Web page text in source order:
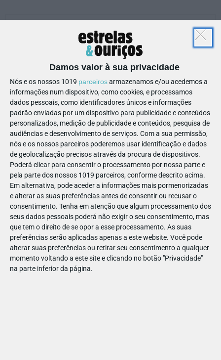
Damos valor à sua privacidade
Nós e os nossos 1019 parceirosarmazenamos e/ou acedemos a
informações num dispositivo, como cookies, e processamos
dados pessoais, como identificadores únicos e informações
padrão enviadas por um dispositivo para publicidade e conteúdos
personalizados, medição de publicidade e conteúdos, pesquisa de
audiências e desenvolvimento de serviços. Com a sua permissão,
nós e os nossos parceiros poderemos usar identificação e dados
de geolocalização precisos através da procura de dispositivos.
Poderá clicar para consentir o processamento por nossa parte e
pela parte dos nossos 1019 parceiros, conforme descrito acima.
Em alternativa, pode aceder a informações mais pormenorizadas
e alterar as suas preferências antes de consentir ou recusar o
consentimento. Tenha em atenção que algum processamento dos
seus dados pessoais poderá não exigir o seu consentimento, mas
que tem o direito de se opor a esse processamento. As suas
preferências serão aplicadas apenas a este website. Você pode
alterar suas preferências ou retirar seu consentimento a qualquer
momento voltando a este site e clicando no botão "Privacidade"
na parte inferior da página.
Onde comprar roupa para bebé que junte conforto e
a maior ternura?
Entre mudas, sestas e rotinas novas, o que os pais
mais procuram com a chegada de um bebé é simples:
…
PARA BEBÉS
MERCADINHO